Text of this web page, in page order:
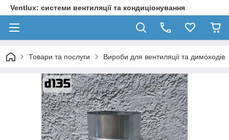
Ventlux: системи вентиляції та кондиціонування
Товари та послуги Вироби для вентиляції та димоходів